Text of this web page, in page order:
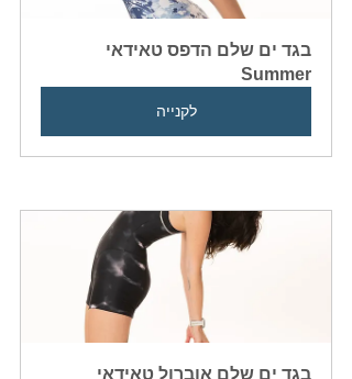
בגד ים שלם הדפס טאידאי
Summer
לקנייה
בגד ים שלם אוברול טאידאי